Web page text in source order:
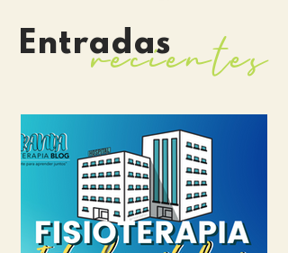
Entradas
recientes